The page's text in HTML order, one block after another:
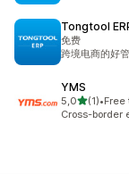
Tongtool
免费
跨境电商的好
YMS
5,0von 5
(1)
1 •Free
Cross-border